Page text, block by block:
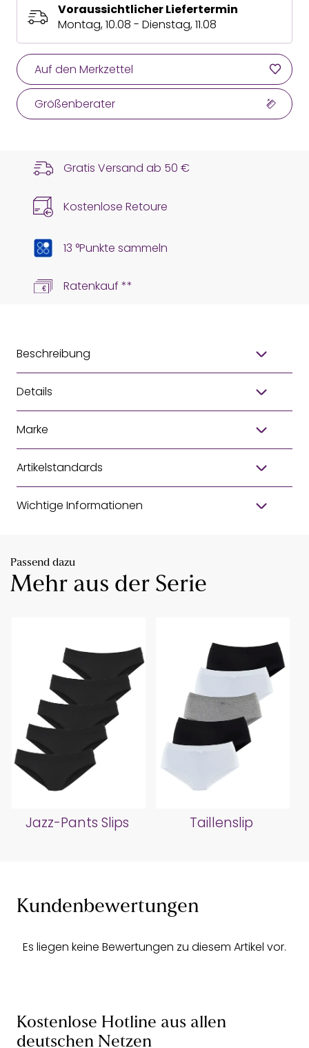
Voraussichtlicher Liefertermin
Montag, 10.08 - Dienstag, 11.08
Auf den Merkzettel
Größenberater
Gratis Versand ab 50 €
Kostenlose Retoure
13 °Punkte sammeln
Ratenkauf **
Beschreibung
Details
Marke
Artikelstandards
Wichtige Informationen
Passend dazu
Mehr aus der Serie
Jazz-Pants Slips Taillenslip
Kundenbewertungen
Es liegen keine Bewertungen zu diesem Artikel vor.
Kostenlose Hotline aus allen
deutschen Netzen